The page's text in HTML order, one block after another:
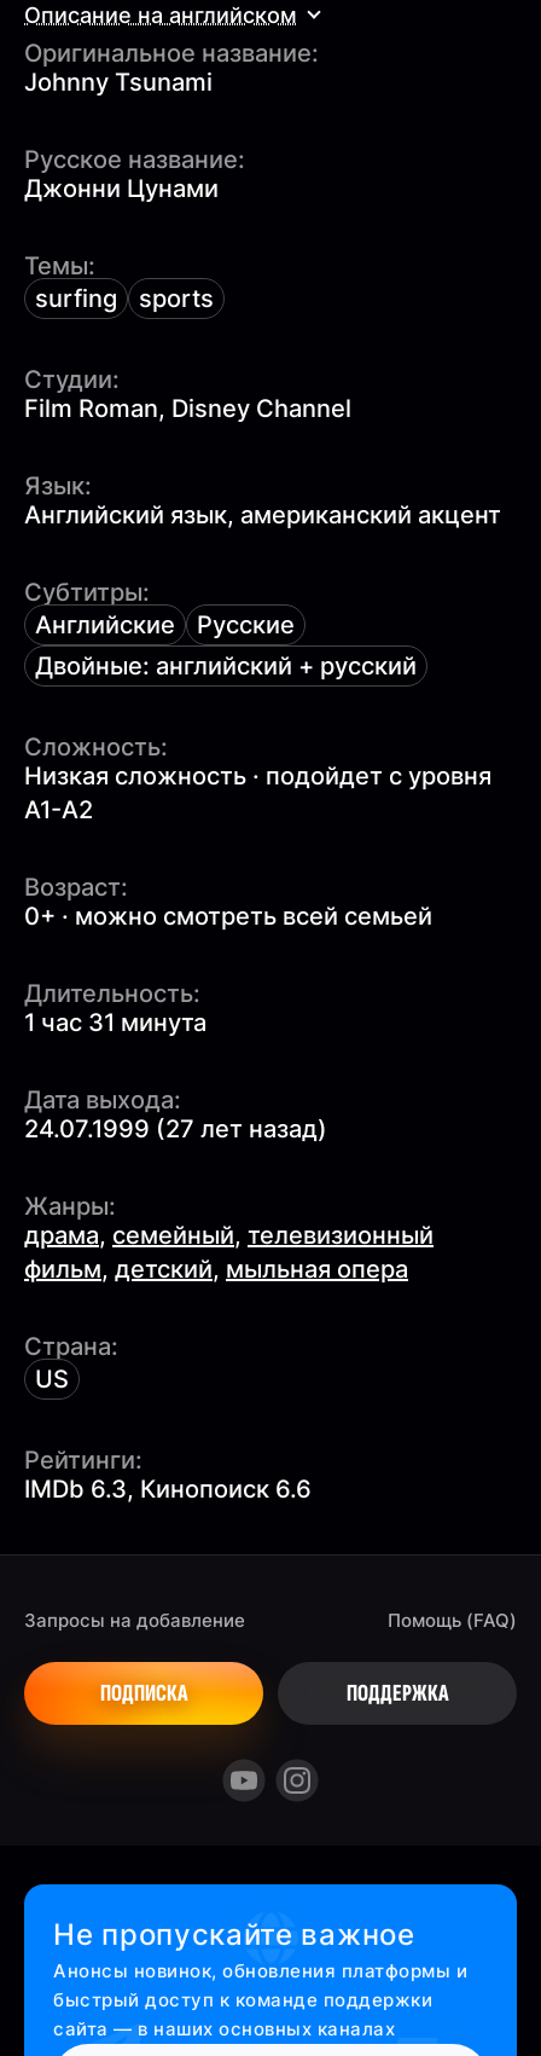
Описание на английском
Оригинальное название:
Johnny Tsunami
Русское название:
Джонни Цунами
Темы:
surfing
sports
Студии:
Film Roman, Disney Channel
Язык:
Английский язык, американский акцент
Субтитры:
Английские
Русские
Двойные: английский + русский
Сложность:
Низкая сложность · подойдет с уровня
A1-A2
Возраст:
0+ · можно смотреть всей семьей
Длительность:
1 час 31 минута
Дата выхода:
24.07.1999 (27 лет назад)
Жанры:
драма, семейный, телевизионный
фильм, детский, мыльная опера
Страна:
US
Рейтинги:
IMDb 6.3, Кинопоиск 6.6
Запросы на добавление
ПОДПИСКА
Помощь (FAQ)
ПОДДЕРЖКА
Не пропускайте важное
Анонсы новинок, обновления платформы и
быстрый доступ к команде поддержки
сайта — в наших основных каналах